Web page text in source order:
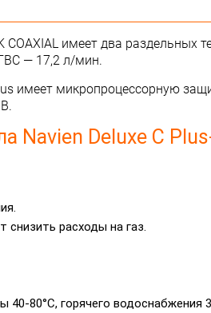
COAXIAL имеет два
— 17,2 л/мин.
имеет микропроцессорную
Navien Deluxe C
снизить расходы на газ.
40-80°С, горячего водоснабжения